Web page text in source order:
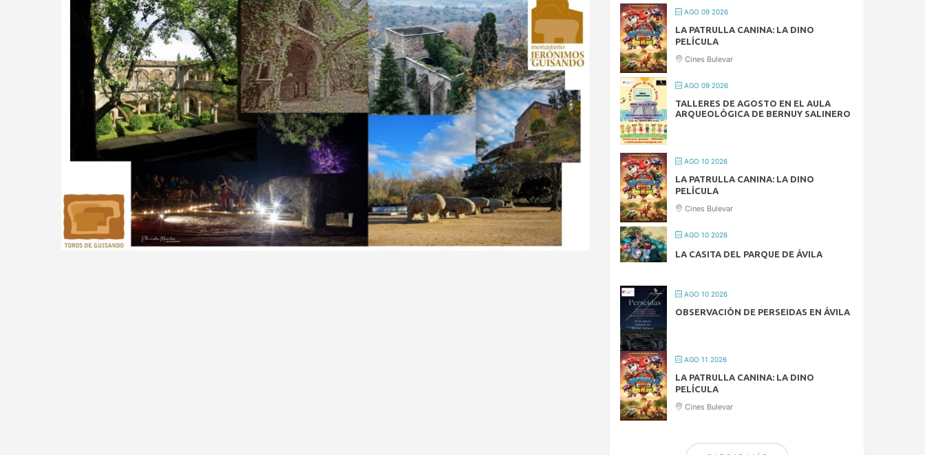
AGO 09 2026
LA PATRULLA CANINA: LA DINO
PELÍCULA
Cines Bulevar
AGO 09 2026
TALLERES DE AGOSTO EN EL AULA
ARQUEOLÓGICA DE BERNUY SALINERO
AGO 10 2026
LA PATRULLA CANINA: LA DINO
PELÍCULA
Cines Bulevar
AGO 10 2026
LA CASITA DEL PARQUE DE ÁVILA
AGO 10 2026
OBSERVACIÓN DE PERSEIDAS EN ÁVILA
AGO 11 2026
LA PATRULLA CANINA: LA DINO
PELÍCULA
Cines Bulevar